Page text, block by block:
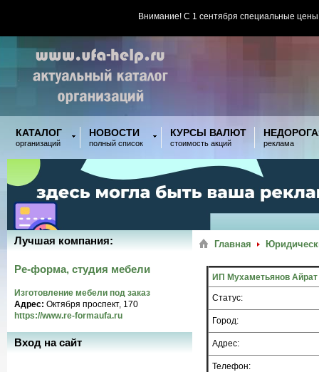
Внимание! С 1 сентября специальные
КАТАЛОГ
организаций
НОВОСТИ
полный список
КУРСЫ ВАЛЮТ
стоимость акций реклама
Главная
ИП Мухаметьянов
Статус:
Город:
Адрес:
Телефон:
Лучшая компания:
Ре-форма, студия мебели
Изготовление мебели под заказ
Адрес: Октября проспект, 170
https://www.re-formaufa.ru
Вход на сайт